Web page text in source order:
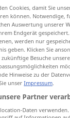
denken
Cookies, damit Sie
können. Notwendige,
Auswertung unserer
Endgerät
werden nur
geben. Klicken Sie
Besuche
Hinweise zu der
unser Impressum.
Partner
Daten